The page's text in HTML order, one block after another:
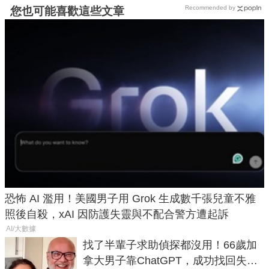
您也可能喜歡這些文章
恐怖 AI 濫用！美國男子用 Grok 生成數千張兒童不雅
照後自殺，xAI 因防護失靈與不配合警方遭起訴
AI/大數據
找了半輩子求助偵探都沒用！66歲加
拿大男子靠ChatGPT，成功找回失散
Recommended by